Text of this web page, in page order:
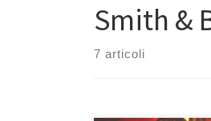
Smith &
7 articoli